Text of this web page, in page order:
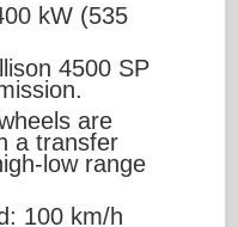
kW (535
4500 SP
are
a transfer
low range
100 km/h